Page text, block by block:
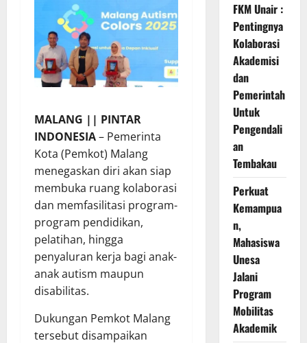
MALANG || PINTAR
INDONESIA– Pemerinta
Kota (Pemkot) Malang
menegaskan diri akan siap
membuka ruang kolaborasi
dan memfasilitasi program-
program pendidikan,
pelatihan, hingga
penyaluran kerja bagi anak-
anak autism maupun
disabilitas.
Dukungan Pemkot Malang
tersebut disampaikan
FKM Unair :
Pentingnya
Kolaborasi
Akademisi
dan
Pemerintah
Untuk
Pengendali
an
Tembakau
Perkuat
Kemampua
n,
Mahasiswa
Unesa
Jalani
Program
Mobilitas
Akademik